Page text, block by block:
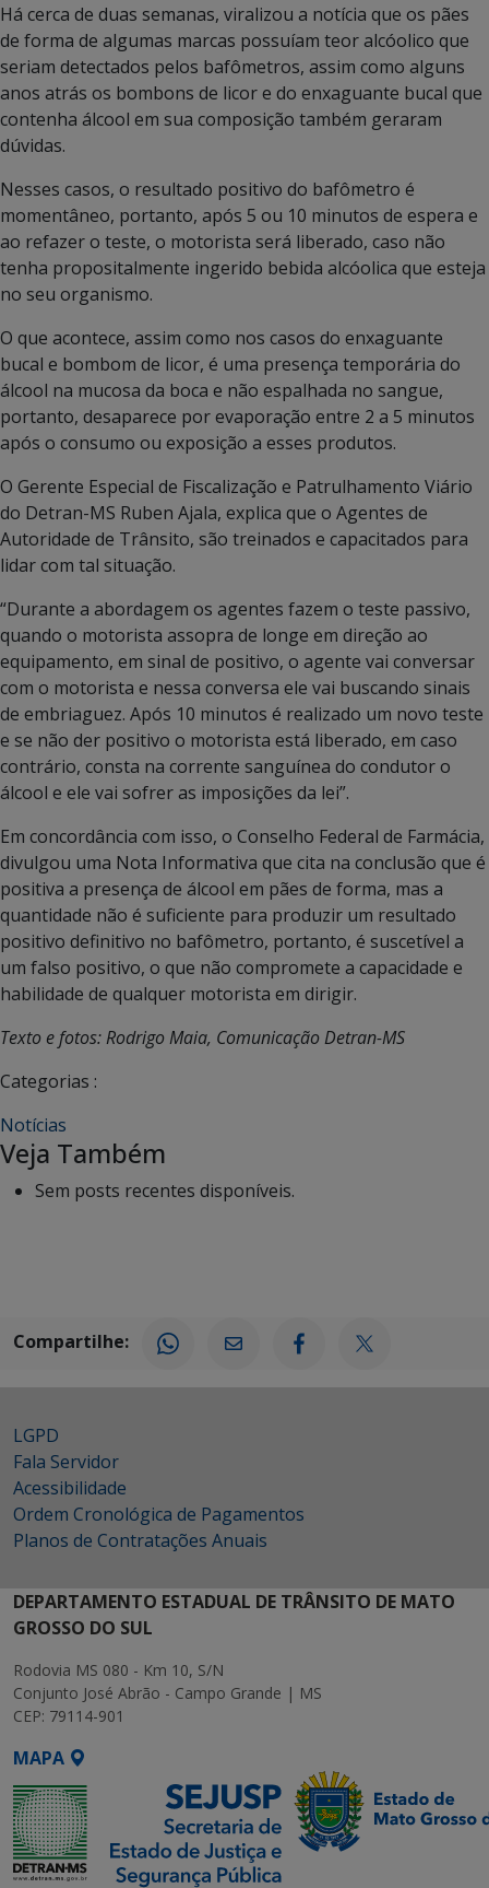
Há cerca de duas semanas, viralizou a notícia que os pães
de forma de algumas marcas possuíam teor alcóolico que
seriam detectados pelos bafômetros, assim como alguns
anos atrás os bombons de licor e do enxaguante bucal que
contenha álcool em sua composição também geraram
dúvidas.
Nesses casos, o resultado positivo do bafômetro é
momentâneo, portanto, após 5 ou 10 minutos de espera e
ao refazer o teste, o motorista será liberado, caso não
tenha propositalmente ingerido bebida alcóolica que esteja
no seu organismo.
O que acontece, assim como nos casos do enxaguante
bucal e bombom de licor, é uma presença temporária do
álcool na mucosa da boca e não espalhada no sangue,
portanto, desaparece por evaporação entre 2 a 5 minutos
após o consumo ou exposição a esses produtos.
O Gerente Especial de Fiscalização e Patrulhamento Viário
do Detran-MS Ruben Ajala, explica que o Agentes de
Autoridade de Trânsito, são treinados e capacitados para
lidar com tal situação.
“Durante a abordagem os agentes fazem o teste passivo,
quando o motorista assopra de longe em direção ao
equipamento, em sinal de positivo, o agente vai conversar
com o motorista e nessa conversa ele vai buscando sinais
de embriaguez. Após 10 minutos é realizado um novo teste
e se não der positivo o motorista está liberado, em caso
contrário, consta na corrente sanguínea do condutor o
álcool e ele vai sofrer as imposições da lei”.
Em concordância com isso, o Conselho Federal de Farmácia,
divulgou uma Nota Informativa que cita na conclusão que é
positiva a presença de álcool em pães de forma, mas a
quantidade não é suficiente para produzir um resultado
positivo definitivo no bafômetro, portanto, é suscetível a
um falso positivo, o que não compromete a capacidade e
habilidade de qualquer motorista em dirigir.
Texto e fotos: Rodrigo Maia, Comunicação Detran-MS
Categorias :
Notícias
Veja Também
Sem posts recentes disponíveis.
Compartilhe:
LGPD
Fala Servidor
Acessibilidade
Ordem Cronológica de Pagamentos
Planos de Contratações Anuais
DEPARTAMENTO ESTADUAL DE TRÂNSITO DE MATO
GROSSO DO SUL
Rodovia MS 080 - Km 10, S/N
Conjunto José Abrão - Campo Grande | MS
CEP: 79114-901
MAPA